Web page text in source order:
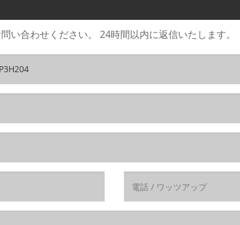
い合わせください。 24時間以内に返信いたします。